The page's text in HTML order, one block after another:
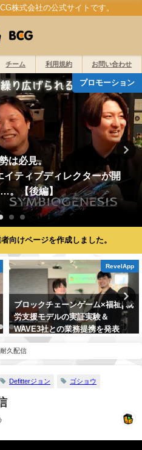
株式会社の公式サイトです。
チーム 利用規約 お問い合わせ
プロモーション
は必見。
ティブディレクターが開
…。【後編】
向けページを作成しました。
RevelApp
ブロックチェーンゲーム×福祉| 就
労支援モデルの実証実験＆
WAVE3社との業務提携を発表
久配信
Defitterジョン ゴショウ